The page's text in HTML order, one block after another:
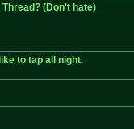
(Don't hate)
to tap all night.